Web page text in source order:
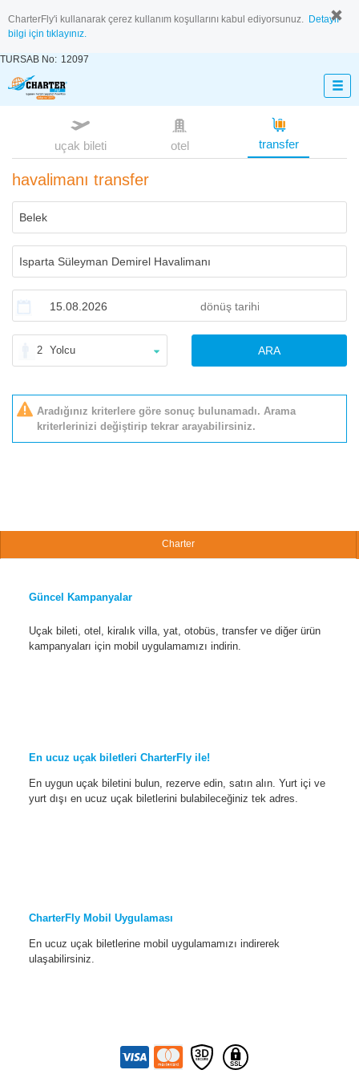
CharterFly'i kullanarak çerez kullanım koşullarını kabul ediyorsunuz. Detaylı
bilgi için tıklayınız.
TURSAB No: 12097
uçak bileti otel transfer
havalimanı transfer
2 Yolcu ARA
Aradığınız kriterlere göre sonuç bulunamadı. Arama
kriterlerinizi değiştirip tekrar arayabilirsiniz.
Charter
Güncel Kampanyalar
Uçak bileti, otel, kiralık villa, yat, otobüs, transfer ve diğer ürün
kampanyaları için mobil uygulamamızı indirin.
En ucuz uçak biletleri CharterFly ile!
En uygun uçak biletini bulun, rezerve edin, satın alın. Yurt içi ve
yurt dışı en ucuz uçak biletlerini bulabileceğiniz tek adres.
CharterFly Mobil Uygulaması
En ucuz uçak biletlerine mobil uygulamamızı indirerek
ulaşabilirsiniz.